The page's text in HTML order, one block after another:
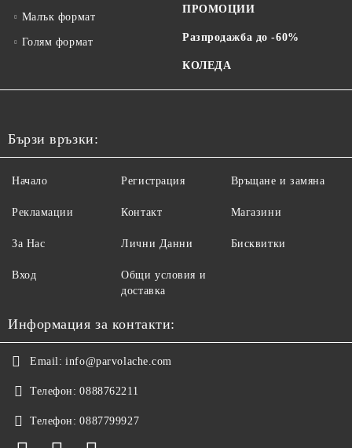
Малък формат
Голям формат
ПРОМОЦИИ
Разпродажба до -60%
КОЛЕДА
Бързи връзки:
Начало
Рекламации
За Нас
Вход
Регистрация
Контакт
Лични Данни
Общи условия и
доставка
Връщане и замяна
Магазини
Бисквитки
Информация за контакти:
Email: info@parvolache.com
Телефон: 0888762211
Телефон: 0887799927